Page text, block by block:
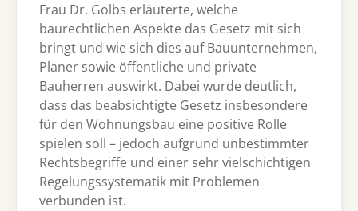
Frau Dr. Golbs erläuterte, welche
baurechtlichen Aspekte das Gesetz mit sich
bringt und wie sich dies auf Bauunternehmen,
Planer sowie öffentliche und private
Bauherren auswirkt. Dabei wurde deutlich,
dass das beabsichtigte Gesetz insbesondere
für den Wohnungsbau eine positive Rolle
spielen soll – jedoch aufgrund unbestimmter
Rechtsbegriffe und einer sehr vielschichtigen
Regelungssystematik mit Problemen
verbunden ist.